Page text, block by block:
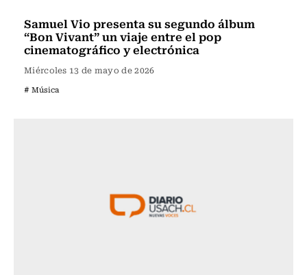
Samuel Vio presenta su segundo álbum
“Bon Vivant” un viaje entre el pop
cinematográfico y electrónica
Miércoles 13 de mayo de 2026
# Música